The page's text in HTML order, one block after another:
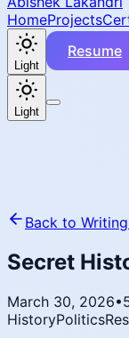
HomeProjects
Light
Resume
Light
Back to
Secret
March 30, 2026•
HistoryPolitics